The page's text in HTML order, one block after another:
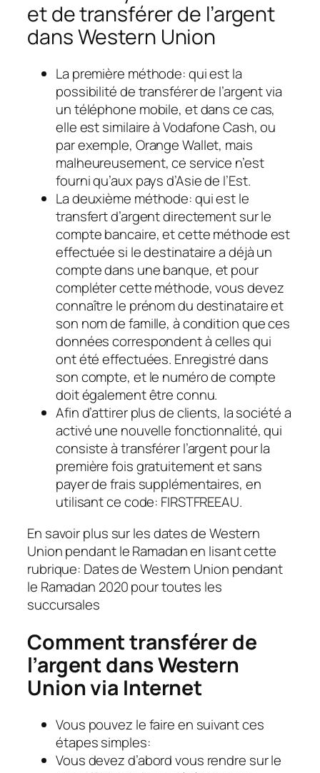
et de transférer de l’argent
dans Western Union
La première méthode: qui est la
possibilité de transférer de l’argent via
un téléphone mobile, et dans ce cas,
elle est similaire à Vodafone Cash, ou
par exemple, Orange Wallet, mais
malheureusement, ce service n’est
fourni qu’aux pays d’Asie de l’Est.
La deuxième méthode: qui est le
transfert d’argent directement sur le
compte bancaire, et cette méthode est
effectuée si le destinataire a déjà un
compte dans une banque, et pour
compléter cette méthode, vous devez
connaître le prénom du destinataire et
son nom de famille, à condition que ces
données correspondent à celles qui
ont été effectuées. Enregistré dans
son compte, et le numéro de compte
doit également être connu.
Afin d’attirer plus de clients, la société a
activé une nouvelle fonctionnalité, qui
consiste à transférer l’argent pour la
première fois gratuitement et sans
payer de frais supplémentaires, en
utilisant ce code: FIRSTFREEAU.
En savoir plus sur les dates de Western
Union pendant le Ramadan en lisant cette
rubrique: Dates de Western Union pendant
le Ramadan 2020 pour toutes les
succursales
Comment transférer de
l’argent dans Western
Union via Internet
Vous pouvez le faire en suivant ces
étapes simples:
Vous devez d’abord vous rendre sur le